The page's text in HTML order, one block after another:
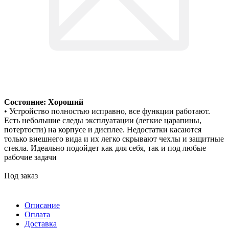
Состояние: Хороший
• Устройство полностью исправно, все функции работают.
Есть небольшие следы эксплуатации (легкие царапины,
потертости) на корпусе и дисплее. Недостатки касаются
только внешнего вида и их легко скрывают чехлы и защитные
стекла. Идеально подойдет как для себя, так и под любые
рабочие задачи
Под заказ
Описание
Оплата
Доставка